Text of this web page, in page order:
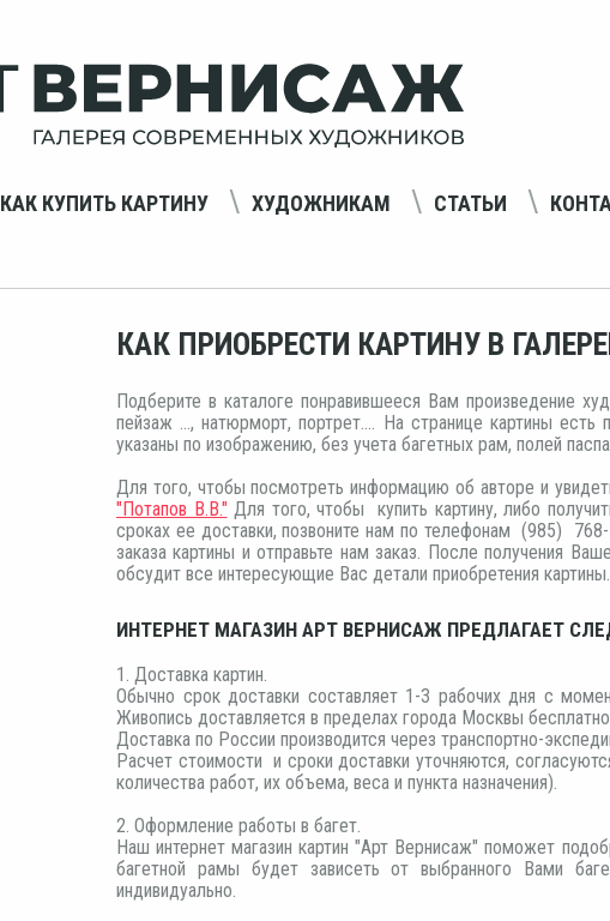
КАК КУПИТЬ КАРТИНУ ХУДОЖНИКАМ СТАТЬИ
КАК ПРИОБРЕСТИ КАРТИНУ В
Подберите в каталоге понравившееся Вам произведение
пейзаж ..., натюрморт, портрет.... На странице картины
указаны по изображению, без учета багетных рам, полей
Для того, чтобы посмотреть информацию об авторе и
"Потапов В.В." Для того, чтобы купить картину, либо
сроках ее доставки, позвоните нам по телефонам (985)
заказа картины и отправьте нам заказ. После получения
обсудит все интересующие Вас детали приобретения картины.
ИНТЕРНЕТ МАГАЗИН АРТ ВЕРНИСАЖ ПРЕДЛАГАЕТ
1. Доставка картин.
Обычно срок доставки составляет 1-3 рабочих дня с
Живопись доставляется в пределах города Москвы
Доставка по России производится через транспортно-
Расчет стоимости и сроки доставки уточняются,
количества работ, их объема, веса и пункта назначения).
2. Оформление работы в багет.
Наш интернет магазин картин "Арт Вернисаж" поможет
багетной рамы будет зависеть от выбранного Вами
индивидуально.